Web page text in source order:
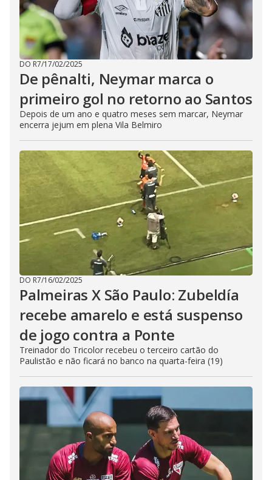
DO R7/17/02/2025
De pênalti, Neymar marca o
primeiro gol no retorno ao Santos
Depois de um ano e quatro meses sem marcar, Neymar
encerra jejum em plena Vila Belmiro
DO R7/16/02/2025
Palmeiras X São Paulo: Zubeldía
recebe amarelo e está suspenso
de jogo contra a Ponte
Treinador do Tricolor recebeu o terceiro cartão do
Paulistão e não ficará no banco na quarta-feira (19)